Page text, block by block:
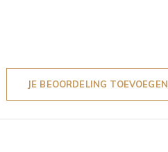
JE BEOORDELING TOEVOEGEN